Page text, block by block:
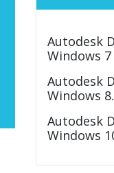
Autodesk
Windows
Autodesk
Windows
Autodesk
Windows